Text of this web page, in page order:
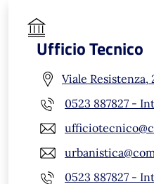
Ufficio Tecnico
Viale Resistenza,
0523 887827 -
0523 887827 -